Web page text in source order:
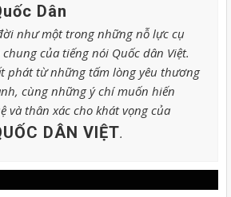
Dân
như một trong những nỗ lực cụ
của tiếng nói Quốc dân Việt.
phát từ những tấm lòng yêu thương
cùng những ý chí muốn hiến
và thân xác cho khát vọng của
DÂN VIỆT.